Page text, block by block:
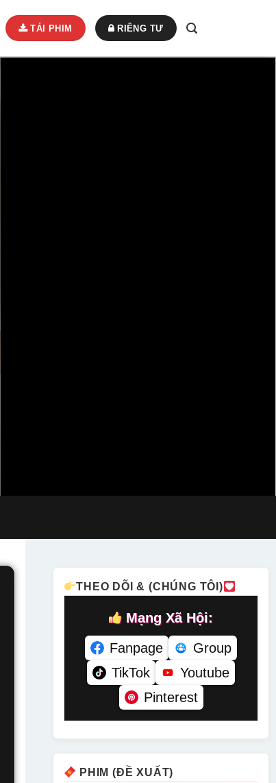
THEO DÕI & (CHÚNG TÔI)
Mạng Xã Hội:
Fanpage
Group
TikTok
Youtube
Pinterest
PHIM (ĐỀ XUẤT)